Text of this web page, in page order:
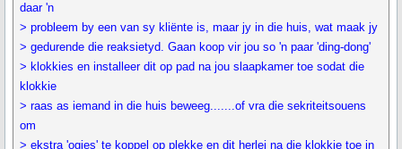
daar 'n
> probleem by een van sy kliënte is, maar jy in die huis, wat maak jy
> gedurende die reaksietyd. Gaan koop vir jou so 'n paar 'ding-dong'
> klokkies en installeer dit op pad na jou slaapkamer toe sodat die
klokkie
> raas as iemand in die huis beweeg.......of vra die sekriteitsouens
om
> ekstra 'ogies' te koppel op plekke en dit herlei na die klokkie toe in